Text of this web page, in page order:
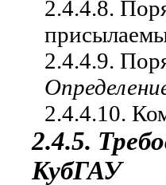
2.4.4.8.
2.4.4.9.
2.4.4.10.
2.4.5.
КубГАУ